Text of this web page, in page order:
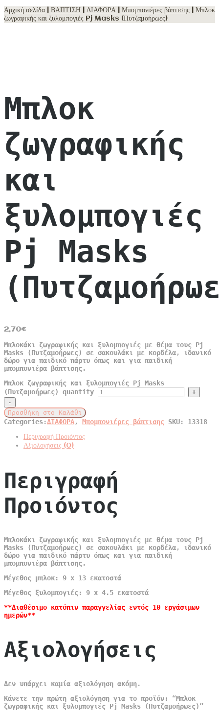
Αρχική σελίδα ΒΑΠΤΙΣΗ ΔΙΑΦΟΡΑ Μπομπονιέρες βάπτισης | Μπλοκ
ζωγραφικής και ξυλομπογιές Pj Masks (Πυτζαμοήρωες)
Μπλοκ
ζωγραφικής
και
ξυλομπογιές
Pj Masks
2,70€
Μπλοκάκι ζωγραφικής και ξυλομπογιές με θέμα τους Pj
Masks (Πυτζαμοήρωες) σε σακουλάκι με κορδέλα, ιδανικό
δώρο για παιδικό πάρτυ όπως και για παιδική
μπομπονιέρα βάπτισης.
Μπλοκ ζωγραφικής και ξυλομπογιές Pj Masks
(Πυτζαμοήρωες) quantity
Προσθήκη στο Καλάθι
Categories:ΔΙΑΦΟΡΑ, Μπομπονιέρες βάπτισης SKU: 13318
Περιγραφή Προιόντος
Αξιολογήσεις (0)
Περιγραφή
Προιόντος
Μπλοκάκι ζωγραφικής και ξυλομπογιές με θέμα τους Pj
Masks (Πυτζαμοήρωες) σε σακουλάκι με κορδέλα, ιδανικό
δώρο για παιδικό πάρτυ όπως και για παιδική
μπομπονιέρα βάπτισης.
Μέγεθος μπλοκ: 9 x 13 εκατοστά
Μέγεθος ξυλομπογιές: 9 x 4.5 εκατοστά
**Διαθέσιμο κατόπιν παραγγελίας εντός 10 εργάσιμων
ημερών**
Αξιολογήσεις
Δεν υπάρχει καμία αξιολόγηση ακόμη.
Κάνετε την πρώτη αξιολόγηση για το προϊόν: “Μπλοκ
ζωγραφικής και ξυλομπογιές Pj Masks (Πυτζαμοήρωες)”